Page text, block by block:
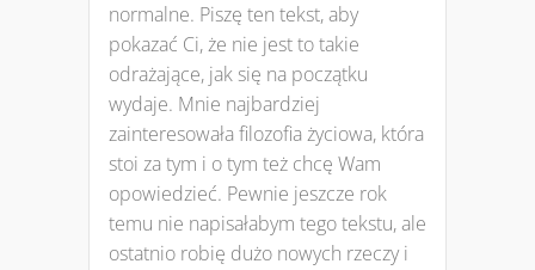
normalne. Piszę ten tekst, aby
pokazać Ci, że nie jest to takie
odrażające, jak się na początku
wydaje. Mnie najbardziej
zainteresowała filozofia życiowa, która
stoi za tym i o tym też chcę Wam
opowiedzieć. Pewnie jeszcze rok
temu nie napisałabym tego tekstu, ale
ostatnio robię dużo nowych rzeczy i